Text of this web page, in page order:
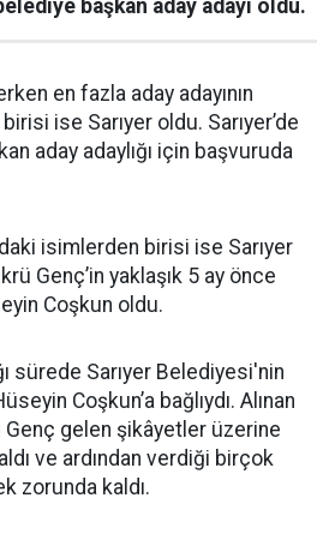
başkan aday adayı oldu.
en fazla aday adayının
ise Sarıyer oldu. Sarıyer’de
aday adaylığı için başvuruda
isimlerden birisi ise Sarıyer
Genç’in yaklaşık 5 ay önce
Coşkun oldu.
sürede Sarıyer Belediyesi'nin
Coşkun’a bağlıydı. Alınan
gelen şikâyetler üzerine
ve ardından verdiği birçok
zorunda kaldı.